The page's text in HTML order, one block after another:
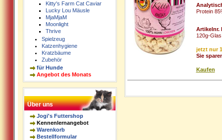
Kitty's Farm Cat Caviar
Lucky Lou Mäusle
MjaMjaM
Moonlight
Thrive
Spielzeug
Katzenhygiene
Kratzbäume
Zubehör
für Hunde
Angebot des Monats
Über uns
Jogi's Futtershop
Kennenlernangebot
Warenkorb
Bestellformular
Protein
Artikelnr.
120g-
jetzt nur
Sie
Kaufen